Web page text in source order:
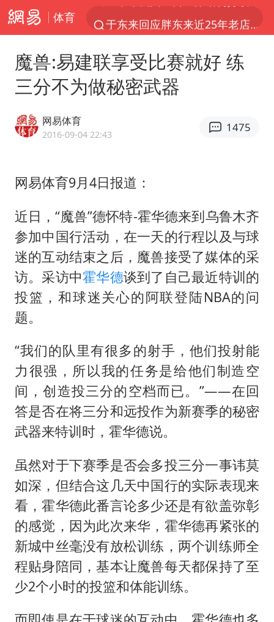
体育
于东来回应胖东来近25年老店年底关闭
白海豚北上或致京津冀暴雨
《龙餐馆》 冲奖
香港刷新1884年以来最高气温纪录
国足U17与阿森纳决赛取消 并列冠军
构建更高水平的全民健身公共服务体系
云南一男子胃中取出180颗铁钉
曹颖儿子首次演长剧
以军士兵把枪口对准中国记者
奋力开创中国式现代化建设新局面
魔兽:易建联享受比赛就好 练
三分不为做秘密武器
网易体育
2016-09-04 22:43
1475
网易体育9月4日报道：
近日，“魔兽”德怀特-霍华德来到乌鲁木齐
参加中国行活动，在一天的行程以及与球
迷的互动结束之后，魔兽接受了媒体的采
访。采访中霍华德谈到了自己最近特训的
投篮，和球迷关心的阿联登陆NBA的问
题。
“我们的队里有很多的射手，他们投射能
力很强，所以我的任务是给他们制造空
间，创造投三分的空档而已。”——在回
答是否在将三分和远投作为新赛季的秘密
武器来特训时，霍华德说。
虽然对于下赛季是否会多投三分一事讳莫
如深，但结合这几天中国行的实际表现来
看，霍华德此番言论多少还是有欲盖弥彰
的感觉，因为此次来华，霍华德再紧张的
新城中丝毫没有放松训练，两个训练师全
程贴身陪同，基本让魔兽每天都保持了至
少2个小时的投篮和体能训练。